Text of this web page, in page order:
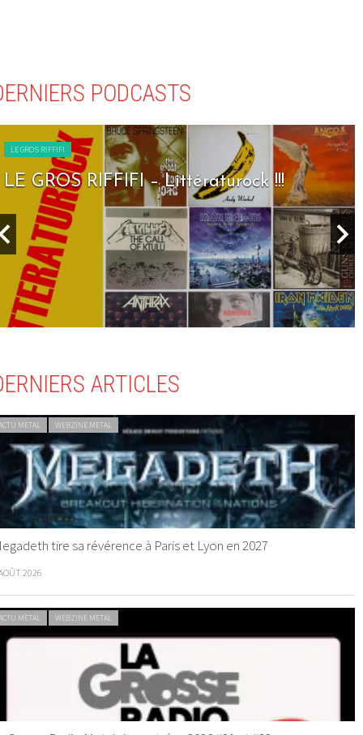
PODCASTS
LE GROS RIFFIFI
LE GROS RIFFIFI – Littératurock !!!
ARTICLES
METAL WEBZINE METAL
tire sa révérence à Paris et Lyon en 2027
2026
METAL WEBZINE METAL